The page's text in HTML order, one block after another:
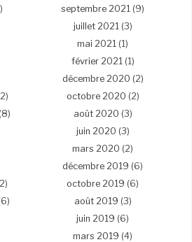
septembre 2021 (9)
juillet 2021(3)
mai 2021 (1)
février 2021(1)
décembre 2020 (2)
octobre 2020 (2)
(8) août 2020 (3)
juin 2020 (3)
mars 2020 (2)
décembre 2019 (6)
octobre 2019 (6)
août 2019 (3)
juin 2019 (6)
mars 2019 (4)